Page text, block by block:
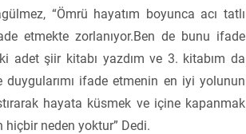
“Ömrü hayatım boyunca acı tatlı
etmekte zorlanıyor.Ben de bunu ifade
şiir kitabı yazdım ve 3. kitabım da
duygularımı ifade etmenin en iyi yolunun
hayata küsmek ve içine kapanmak
neden yoktur” Dedi.